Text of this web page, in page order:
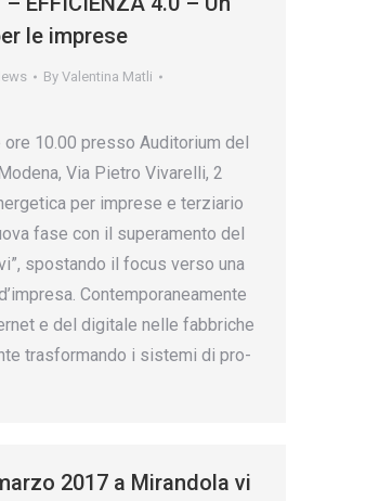
le imprese
By Valentina Matli
ore 10.00 presso Auditorium del
Via Pietro Vivarelli, 2
per imprese e terziario
fase con il superamento del
spostando il focus verso una
Contemporaneamente
e del digitale nelle fabbriche
trasformando i sistemi di pro-
2017 a Mirandola vi